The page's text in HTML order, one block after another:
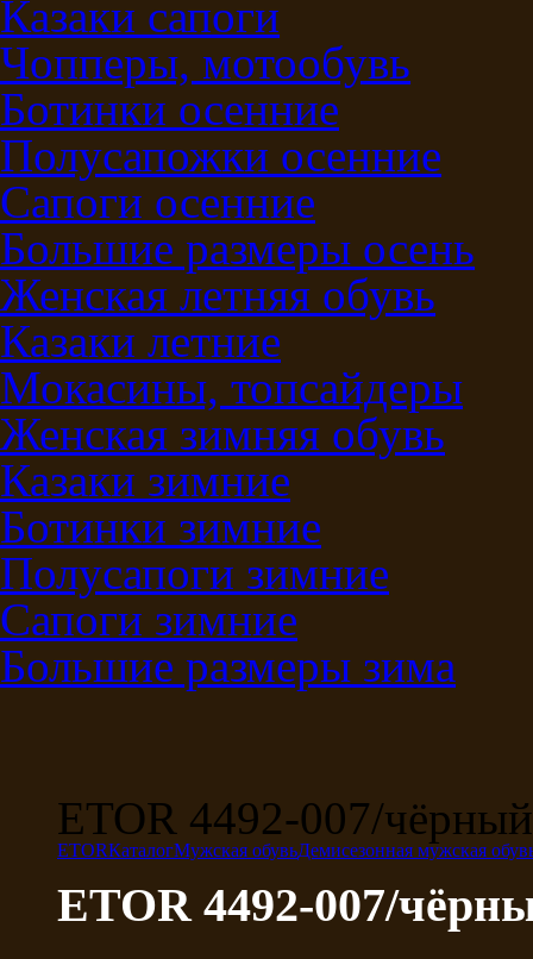
Казаки сапоги
Чопперы, мотообувь
Ботинки осенние
Полусапожки осенние
Сапоги осенние
Большие размеры осень
Женская летняя обувь
Казаки летние
Мокасины, топсайдеры
Женская зимняя обувь
Казаки зимние
Ботинки зимние
Полусапоги зимние
Сапоги зимние
Большие размеры зима
ETOR 4492-007/
ETORКаталогМужская обувьДемисезонная мужская
ETOR 4492-007/